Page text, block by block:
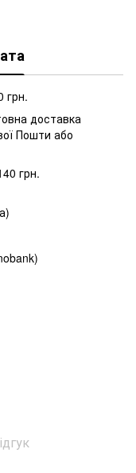
грн.
доставка
Пошти або
грн.